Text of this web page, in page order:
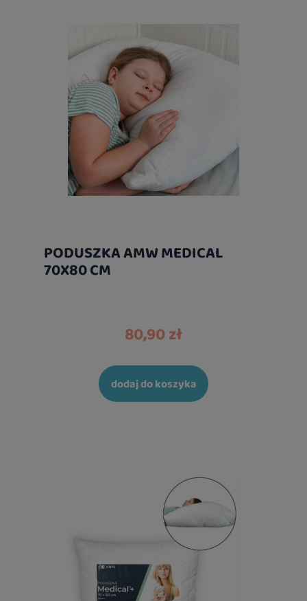
PODUSZKA AMW MEDICAL
70X80 CM
80,90 zł
dodaj do koszyka